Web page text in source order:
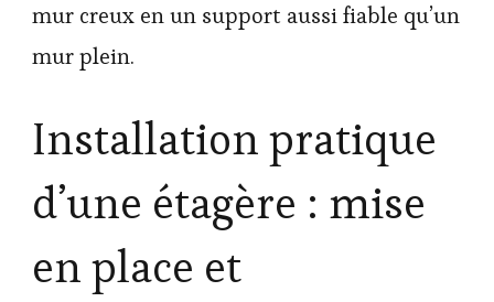
mur creux en un support aussi fiable qu’un
mur plein.
Installation pratique
d’une étagère : mise
en place et